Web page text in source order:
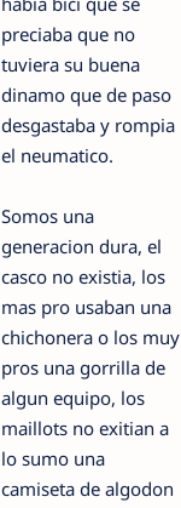
preciaba que no
tuviera su buena
dinamo que de paso
desgastaba y rompia
el neumatico.
Somos una
generacion dura, el
casco no existia, los
mas pro usaban una
chichonera o los muy
pros una gorrilla de
algun equipo, los
maillots no exitian a
lo sumo una
camiseta de algodon